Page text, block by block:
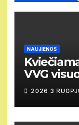
NAUJIENOS
VVG
2026 3